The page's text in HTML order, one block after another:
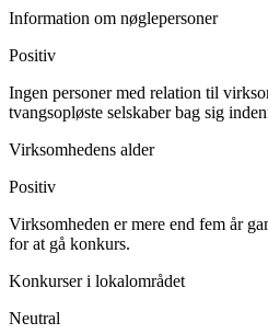
Information om nøglepersoner
Positiv
Ingen personer med relation til
tvangsopløste selskaber bag sig
Virksomhedens alder
Positiv
Virksomheden er mere end fem år
for at gå konkurs.
Konkurser i lokalområdet
Neutral